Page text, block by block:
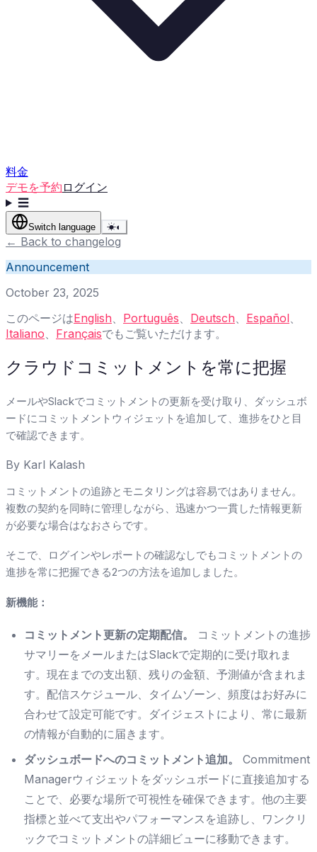
料金
デモを予約 ログイン
☰
Switch language ☀◐
← Back to changelog
Announcement
October 23, 2025
このページはEnglish、 Português、 Deutsch、 Español、
Italiano、 Françaisでもご覧いただけます。
クラウドコミットメントを常に把握
メールやSlackでコミットメントの更新を受け取り、ダッシュボ
ードにコミットメントウィジェットを追加して、進捗をひと目
で確認できます。
By Karl Kalash
コミットメントの追跡とモニタリングは容易ではありません。
複数の契約を同時に管理しながら、迅速かつ一貫した情報更新
が必要な場合はなおさらです。
そこで、ログインやレポートの確認なしでもコミットメントの
進捗を常に把握できる2つの方法を追加しました。
新機能：
コミットメント更新の定期配信。
コミットメントの進捗
サマリーをメールまたはSlackで定期的に受け取れま
す。現在までの支出額、残りの金額、予測値が含まれま
す。配信スケジュール、タイムゾーン、頻度はお好みに
合わせて設定可能です。ダイジェストにより、常に最新
の情報が自動的に届きます。
ダッシュボードへのコミットメント追加。
Commitment
Managerウィジェットをダッシュボードに直接追加する
ことで、必要な場所で可視性を確保できます。他の主要
指標と並べて支出やパフォーマンスを追跡し、ワンクリ
ックでコミットメントの詳細ビューに移動できます。